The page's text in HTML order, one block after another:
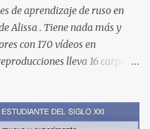
de aprendizaje de ruso en
Alissa . Tiene nada más y
con 170 vídeos en
lleva 16 carpetas
y 97 vídeos en